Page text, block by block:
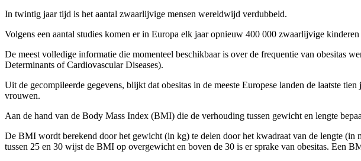
In twintig jaar tijd is het aantal zwaarlijvige mensen wereldwijd verdubbeld.
Volgens een aantal studies komen er in Europa elk jaar opnieuw 400 000 zwaarlijvige
De meest volledige informatie die momenteel beschikbaar is over de frequentie van
Determinants of Cardiovascular Diseases).
Uit de gecompileerde gegevens, blijkt dat obesitas in de meeste Europese landen de laatste
vrouwen.
Aan de hand van de Body Mass Index (BMI) die de verhouding tussen gewicht en lengte
De BMI wordt berekend door het gewicht (in kg) te delen door het kwadraat van de lengte
tussen 25 en 30 wijst de BMI op overgewicht en boven de 30 is er sprake van obesitas. Een